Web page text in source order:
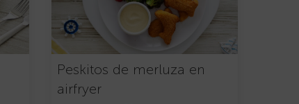
Peskitos de merluza en
airfryer